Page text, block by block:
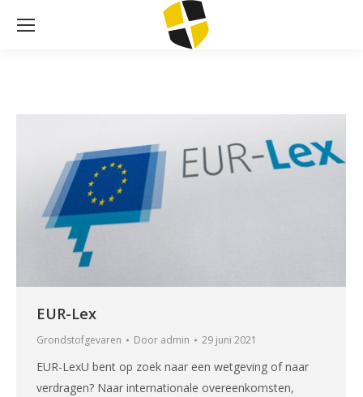
EUR-Lex
Grondstofgevaren Door admin 29 juni 2021
EUR-LexU bent op zoek naar een wetgeving of naar
verdragen? Naar internationale overeenkomsten,